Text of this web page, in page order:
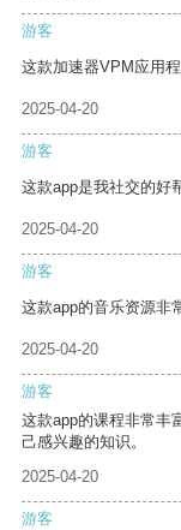
游客
这款加速器VPM应用
2025-04-20
游客
这款app是我社交的好
2025-04-20
游客
这款app的音乐资源非
2025-04-20
游客
这款app的课程非常丰
己感兴趣的知识。
2025-04-20
游客